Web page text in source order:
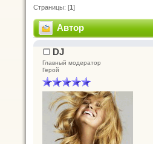
Страницы: [1]
Автор
DJ
Главный модератор
Герой